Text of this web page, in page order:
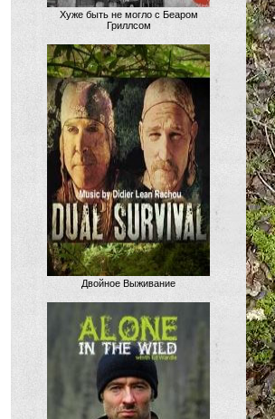
Хуже быть не могло с Беаром
Гриллсом
Двойное Выживание